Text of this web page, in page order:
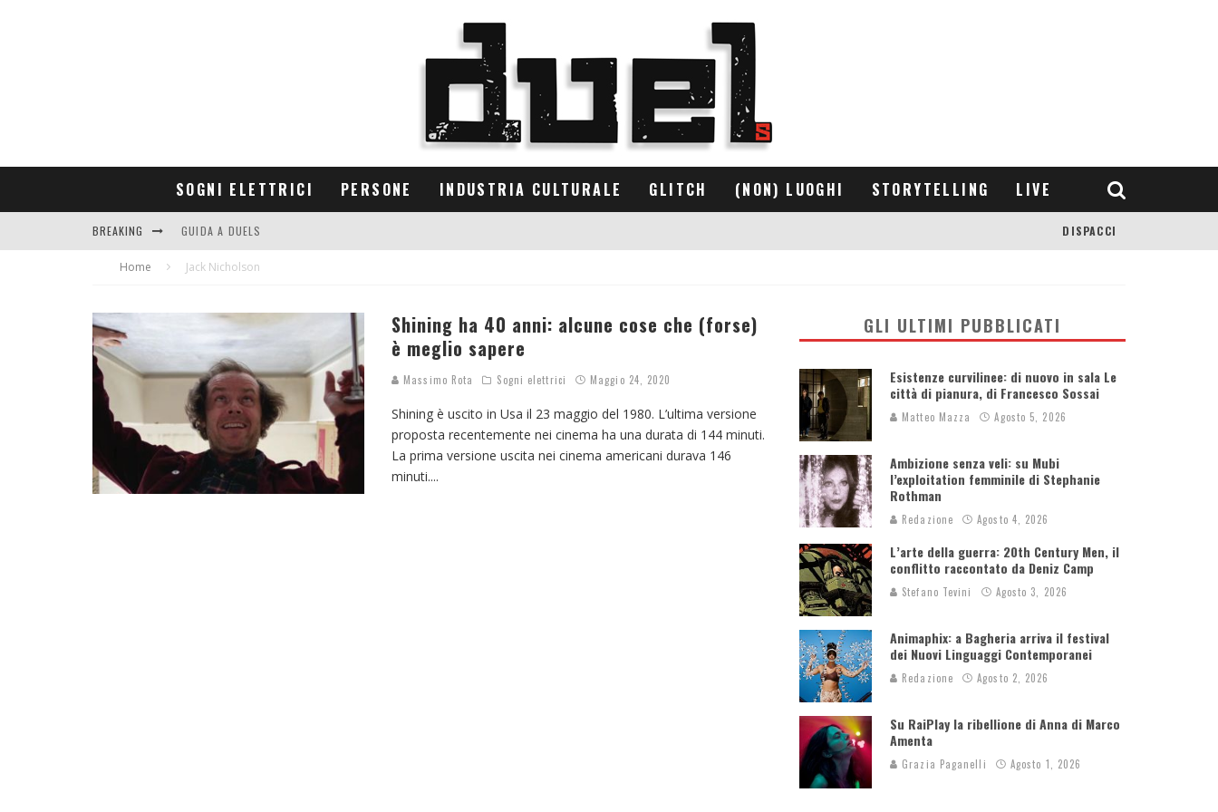
SOGNI ELETTRICI PERSONE INDUSTRIA CULTURALE GLITCH (NON) LUOGHI STORYTELLING LIVE
BREAKING GUIDA A DUELS
CONTRIBUTORS
DISPACCI
Home Jack Nicholson
Shining ha 40 anni: alcune cose che (forse)
è meglio sapere
Massimo Rota Sogni elettrici Maggio 24, 2020
Shining è uscito in Usa il 23 maggio del 1980. L’ultima versione
proposta recentemente nei cinema ha una durata di 144 minuti.
La prima versione uscita nei cinema americani durava 146
minuti....
GLI ULTIMI PUBBLICATI
Esistenze curvilinee: di nuovo in sala Le
città di pianura, di Francesco Sossai
Matteo Mazza Agosto 5, 2026
Ambizione senza veli: su Mubi
l’exploitation femminile di Stephanie
Rothman
Redazione Agosto 4, 2026
L’arte della guerra: 20th Century Men, il
conflitto raccontato da Deniz Camp
Stefano Tevini Agosto 3, 2026
Animaphix: a Bagheria arriva il festival
dei Nuovi Linguaggi Contemporanei
Redazione Agosto 2, 2026
Su RaiPlay la ribellione di Anna di Marco
Amenta
Grazia Paganelli Agosto 1, 2026